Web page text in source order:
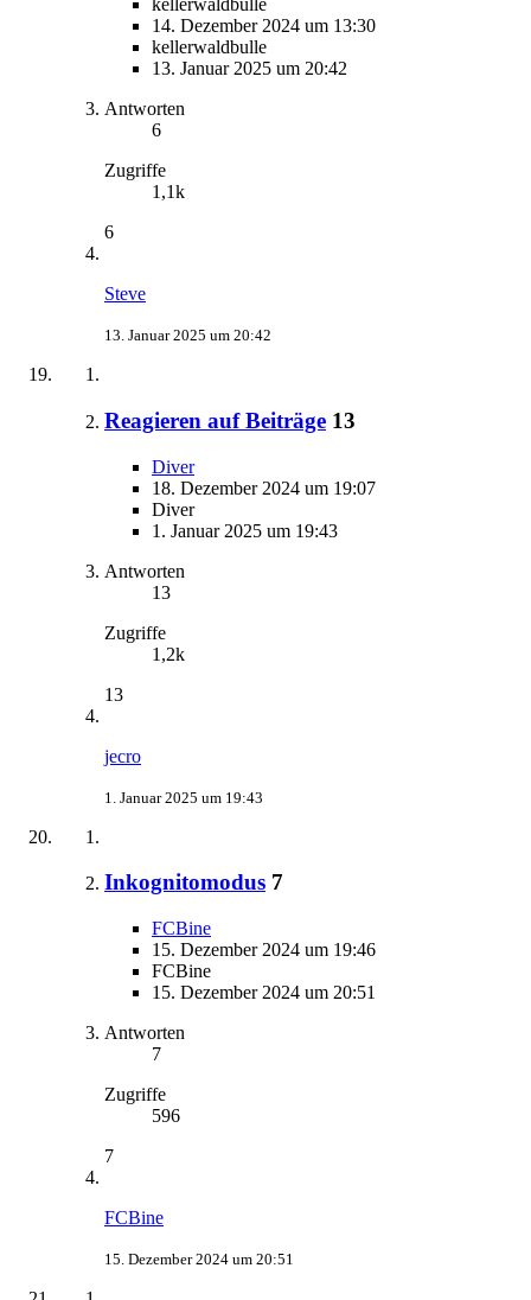
kellerwaldbulle
14. Dezember 2024 um 13:30
kellerwaldbulle
13. Januar 2025 um 20:42
Antworten
6
Zugriffe
1,1k
6
Steve
13. Januar 2025 um 20:42
Reagieren auf Beiträge 13
Diver
18. Dezember 2024 um 19:07
Diver
1. Januar 2025 um 19:43
Antworten
13
Zugriffe
1,2k
13
jecro
1. Januar 2025 um 19:43
Inkognitomodus 7
FCBine
15. Dezember 2024 um 19:46
FCBine
15. Dezember 2024 um 20:51
Antworten
7
Zugriffe
596
7
FCBine
15. Dezember 2024 um 20:51